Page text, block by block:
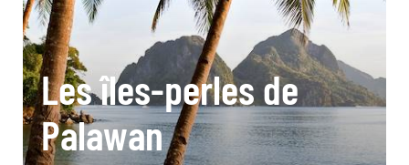
Les îles-perles de
Palawan